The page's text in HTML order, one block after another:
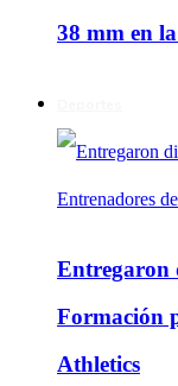
38 mm en
Entregaron
Formación
Athletics